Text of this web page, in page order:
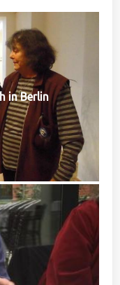
in Berlin